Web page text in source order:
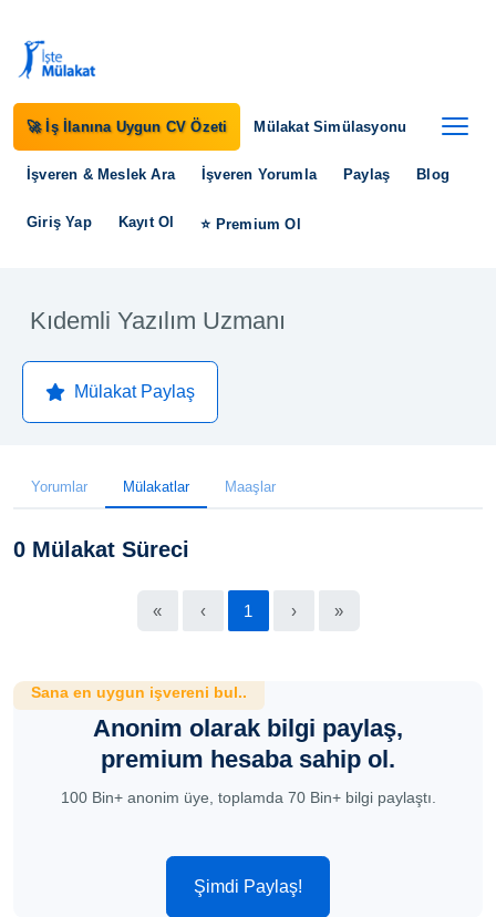
🚀 İş İlanına Uygun CV Özeti Mülakat Simülasyonu
İşveren & Meslek Ara İşveren Yorumla Paylaş Blog
Giriş Yap Kayıt Ol ⭐ Premium Ol
Kıdemli Yazılım Uzmanı
Mülakat Paylaş
Yorumlar Mülakatlar Maaşlar
0 Mülakat Süreci
« ‹ 1 › »
Sana en uygun işvereni bul..
Anonim olarak bilgi paylaş,
premium hesaba sahip ol.
100 Bin+ anonim üye, toplamda 70 Bin+ bilgi paylaştı.
Şimdi Paylaş!